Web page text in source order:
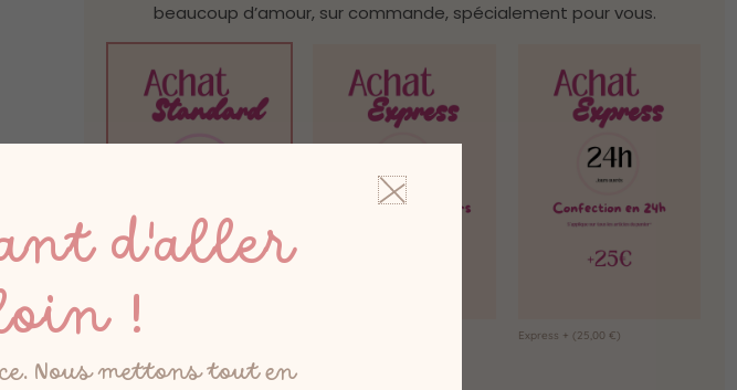
beaucoup d’amour, sur commande, spécialement pour vous.
Normal Express + (25,00 €)
d'aller
!
Nous mettons tout en